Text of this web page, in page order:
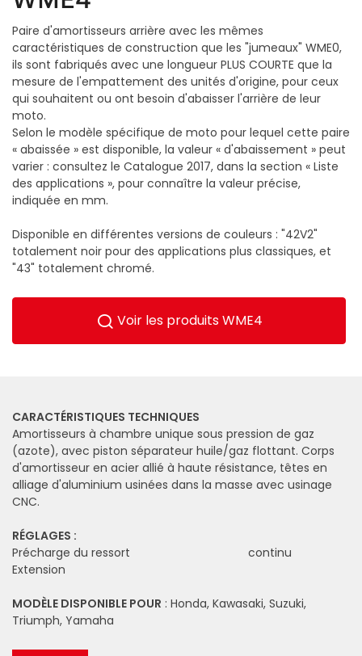
Paire d'amortisseurs arrière avec les mêmes
caractéristiques de construction que les "jumeaux" WME0,
ils sont fabriqués avec une longueur PLUS COURTE que la
mesure de l'empattement des unités d'origine, pour ceux
qui souhaitent ou ont besoin d'abaisser l'arrière de leur
moto.
Selon le modèle spécifique de moto pour lequel cette paire
« abaissée » est disponible, la valeur « d'abaissement » peut
varier : consultez le Catalogue 2017, dans la section « Liste
des applications », pour connaître la valeur précise,
indiquée en mm.
Disponible en différentes versions de couleurs : "42V2"
totalement noir pour des applications plus classiques, et
"43" totalement chromé.
Voir les produits WME4
CARACTÉRISTIQUES TECHNIQUES
Amortisseurs à chambre unique sous pression de gaz
(azote), avec piston séparateur huile/gaz flottant. Corps
d'amortisseur en acier allié à haute résistance, têtes en
alliage d'aluminium usinées dans la masse avec usinage
CNC.
RÉGLAGES :
Précharge du ressort
continu
Extension
MODÈLE DISPONIBLE POUR : Honda, Kawasaki, Suzuki,
Triumph, Yamaha